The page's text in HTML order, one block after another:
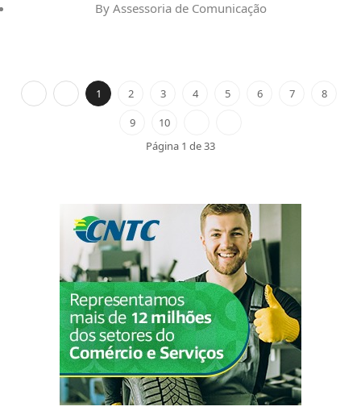
By Assessoria de Comunicação
1 2 3 4 5 6 7
8
9
10
Página 1 de 33